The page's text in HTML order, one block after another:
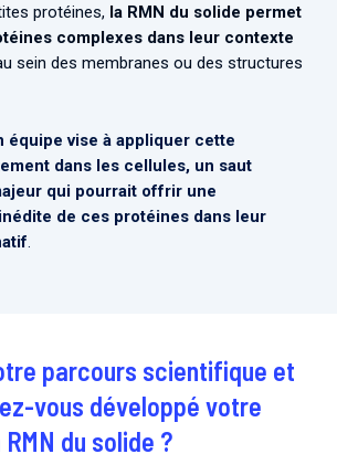
protéines, la RMN du solide permet
complexes dans leur contexte
sein des membranes ou des structures
équipe vise à appliquer cette
dans les cellules, un saut
qui pourrait offrir une
de ces protéines dans leur
.
parcours scientifique et
vous développé votre
du solide ?